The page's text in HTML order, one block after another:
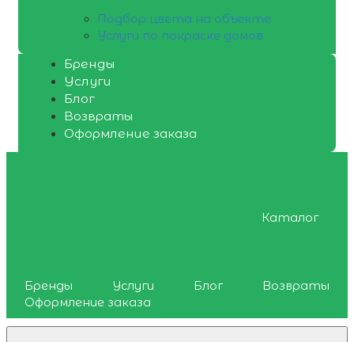
Подбор цвета на объекте
Услуги по покраске домов
Бренды
Услуги
Блог
Возвраты
Оформление заказа
Каталог
Бренды Услуги Блог
Возвраты
Оформление заказа